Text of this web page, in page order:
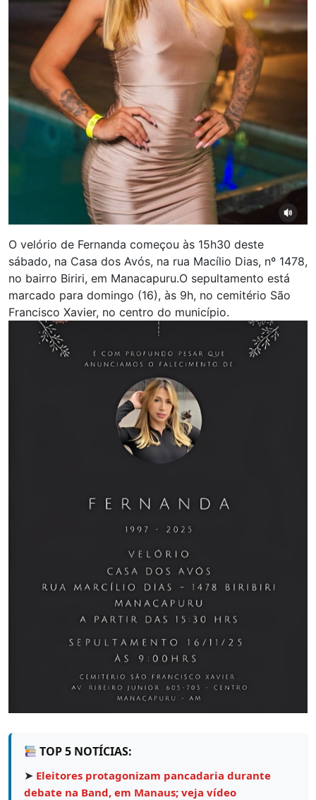
O velório de Fernanda começou às 15h30 deste
sábado, na Casa dos Avós, na rua Macílio Dias, nº 1478,
no bairro Biriri, em Manacapuru.O sepultamento está
marcado para domingo (16), às 9h, no cemitério São
Francisco Xavier, no centro do município.
TOP 5 NOTÍCIAS:
➤ Eleitores protagonizam pancadaria durante
debate na Band, em Manaus; veja vídeo